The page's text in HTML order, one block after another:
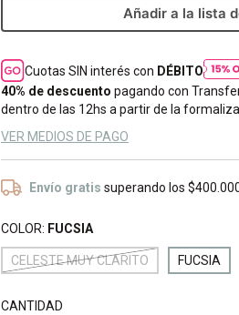
Añadir a la lista
Cuotas SIN interés con DÉBITO
40% de descuento pagando con
dentro de las 12hs a partir de la
VER MEDIOS DE PAGO
Envío gratis superando los
COLOR: FUCSIA
CELESTE MUY CLARITO FUCSIA
CANTIDAD